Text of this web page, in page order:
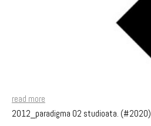
read more
2012_paradigma 02 studioata. (#2020)